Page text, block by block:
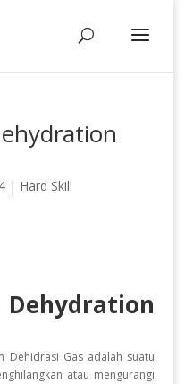
| Hard Skill
Dehidrasi Gas adalah suatu
atau mengurangi